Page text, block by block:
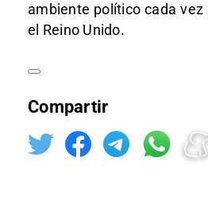
ambiente político cada
el Reino Unido.
Compartir